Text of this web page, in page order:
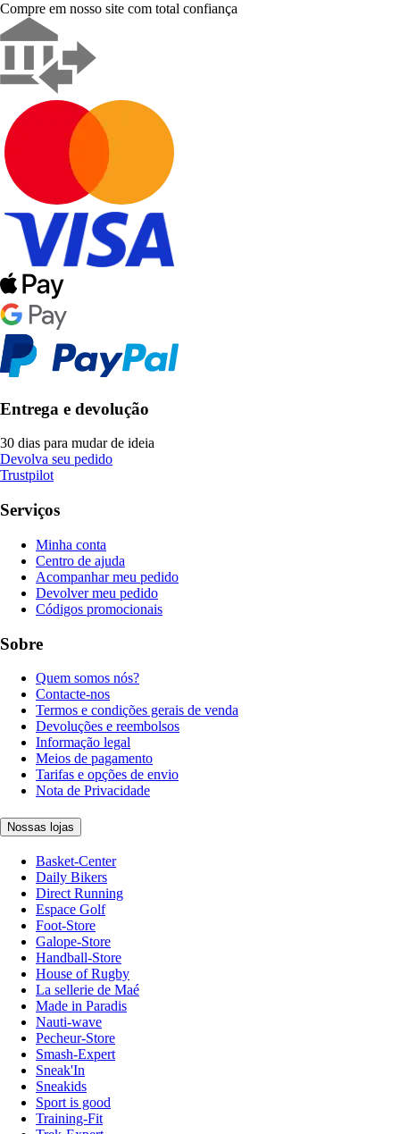
Compre em nosso site com total confiança
Entrega e devolução
30 dias para mudar de ideia
Devolva seu pedido
Trustpilot
Serviços
Minha conta
Centro de ajuda
Acompanhar meu pedido
Devolver meu pedido
Códigos promocionais
Sobre
Quem somos nós?
Contacte-nos
Termos e condições gerais de venda
Devoluções e reembolsos
Informação legal
Meios de pagamento
Tarifas e opções de envio
Nota de Privacidade
Nossas lojas
Basket-Center
Daily Bikers
Direct Running
Espace Golf
Foot-Store
Galope-Store
Handball-Store
House of Rugby
La sellerie de Maé
Made in Paradis
Nauti-wave
Pecheur-Store
Smash-Expert
Sneak'In
Sneakids
Sport is good
Training-Fit